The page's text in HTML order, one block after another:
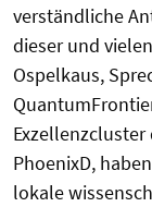
verständliche
dieserund vielen
Ospelkaus,
PhoenixD,
lokale